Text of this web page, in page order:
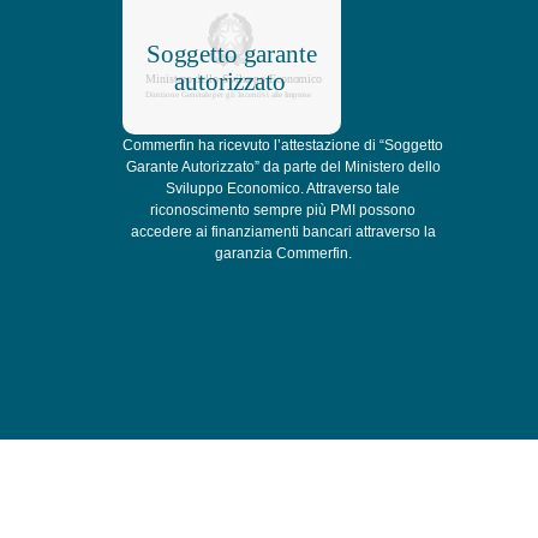
Commerfin ha ricevuto l’attestazione di “Soggetto
Garante Autorizzato” da parte del Ministero dello
Sviluppo Economico. Attraverso tale
riconoscimento sempre più PMI possono
accedere ai finanziamenti bancari attraverso la
garanzia Commerfin.